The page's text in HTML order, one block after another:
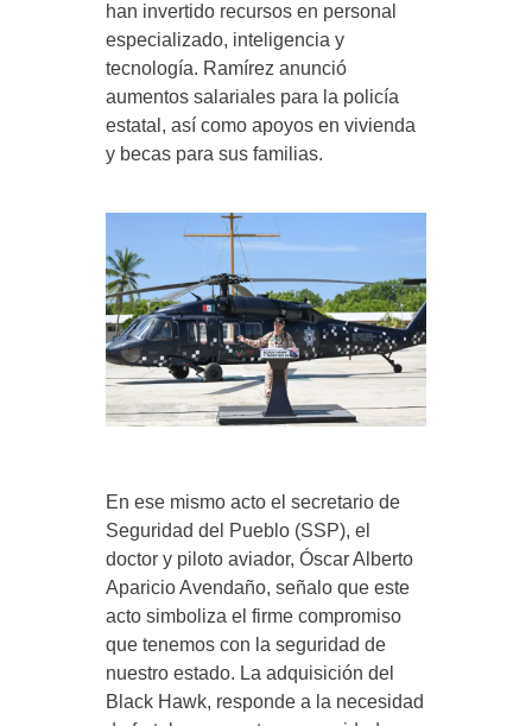
han invertido recursos en personal
especializado, inteligencia y
tecnología. Ramírez anunció
aumentos salariales para la policía
estatal, así como apoyos en vivienda
y becas para sus familias.
En ese mismo acto el secretario de
Seguridad del Pueblo (SSP), el
doctor y piloto aviador, Óscar Alberto
Aparicio Avendaño, señalo que este
acto simboliza el firme compromiso
que tenemos con la seguridad de
nuestro estado. La adquisición del
Black Hawk, responde a la necesidad